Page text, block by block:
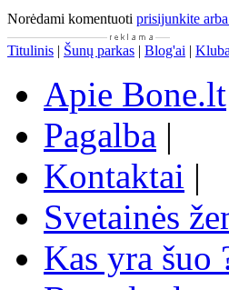
Norėdami komentuoti prisijunkite
Titulinis | Šunų parkas | Blog'ai |
Apie Bone.lt
Pagalba |
Kontaktai |
Svetainės
Kas yra šuo